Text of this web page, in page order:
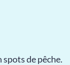
de pêche.